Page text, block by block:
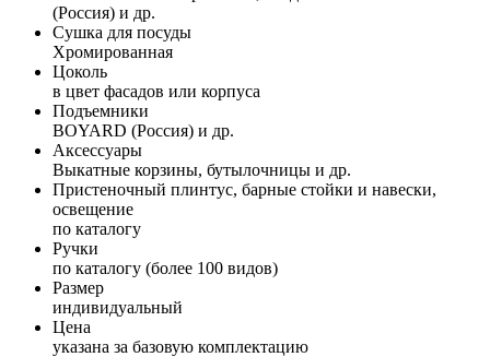
(Россия) и др.
Сушка для посуды
Хромированная
Цоколь
в цвет фасадов или корпуса
Подъемники
BOYARD (Россия) и др.
Аксессуары
Выкатные корзины, бутылочницы и др.
Пристеночный плинтус, барные стойки и навески,
освещение
по каталогу
Ручки
по каталогу (более 100 видов)
Размер
индивидуальный
Цена
указана за базовую комплектацию